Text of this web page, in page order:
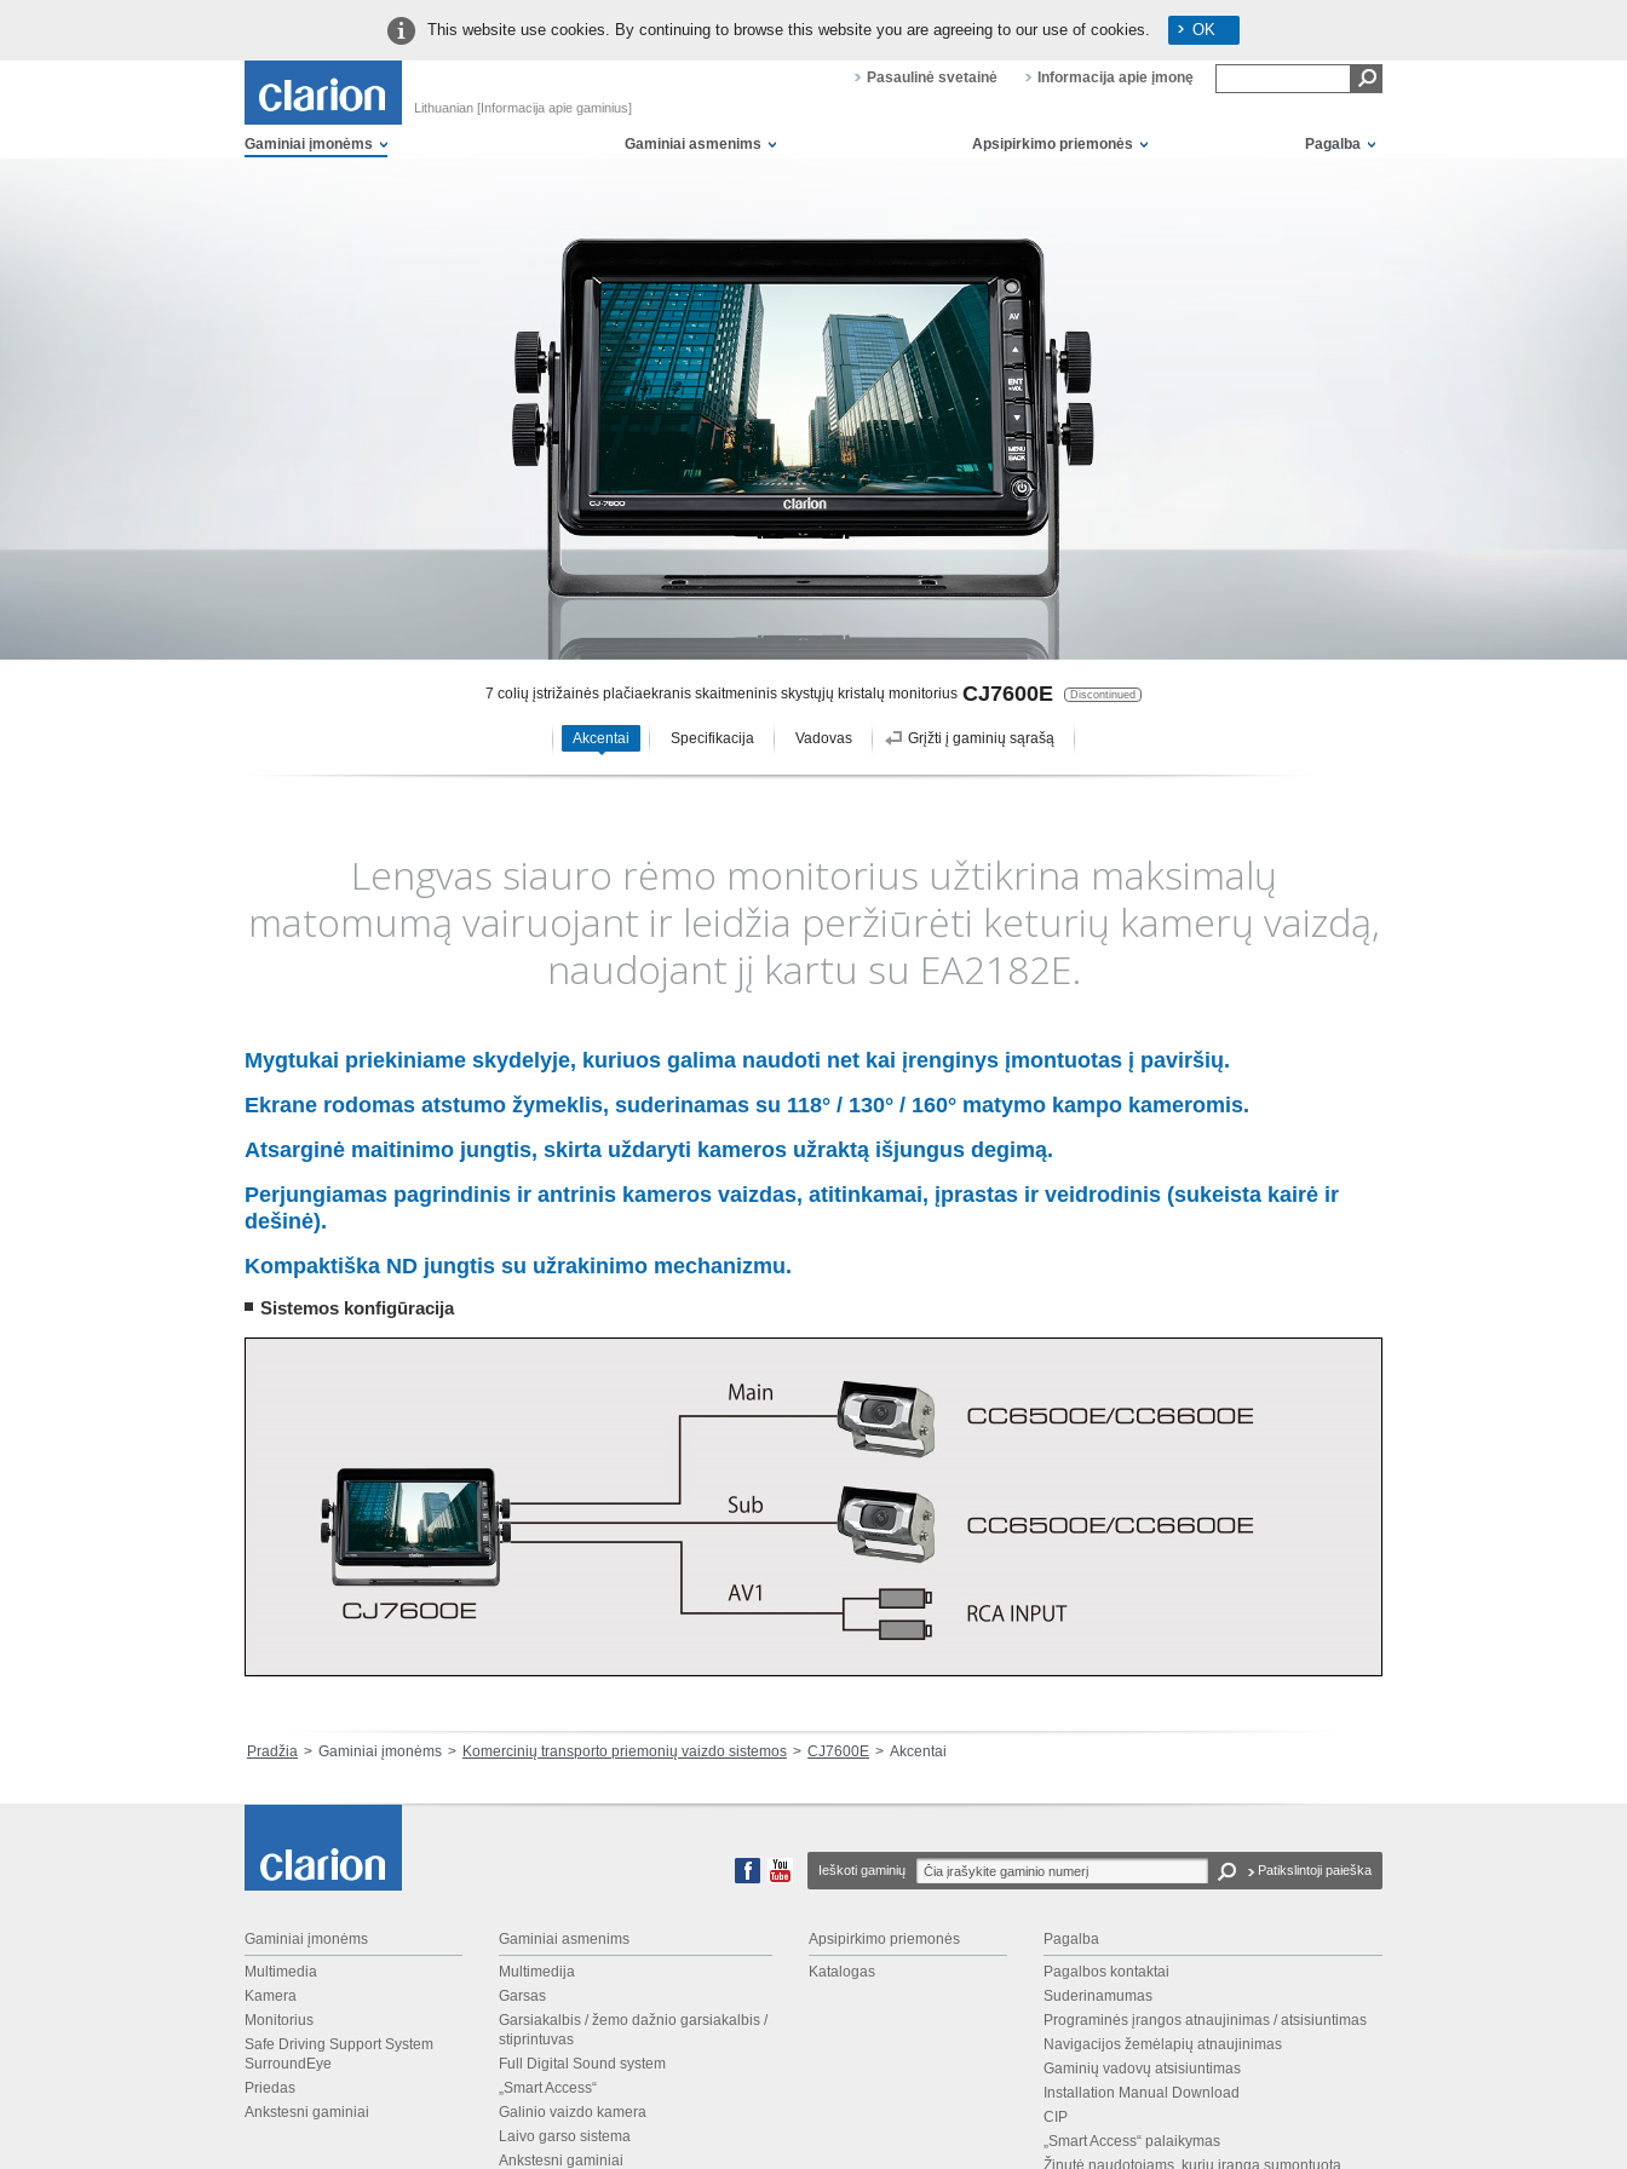
This website use cookies. By continuing to browse this website you are agreeing to our use of cookies. OK
Lithuanian [Informacija apie gaminius]
Pasaulinė svetainė Informacija apie įmonę
Gaminiai įmonėms Gaminiai asmenims Apsipirkimo priemonės Pagalba
7 colių įstrižainės plačiaekranis skaitmeninis skystųjų kristalų monitorius CJ7600E Discontinued
Akcentai Specifikacija Vadovas Grįžti į gaminių sąrašą
Lengvas siauro rėmo monitorius užtikrina maksimalų
matomumą vairuojant ir leidžia peržiūrėti keturių kamerų vaizdą,
naudojant jį kartu su EA2182E.
Mygtukai priekiniame skydelyje, kuriuos galima naudoti net kai įrenginys įmontuotas į paviršių.
Ekrane rodomas atstumo žymeklis, suderinamas su 118° / 130° / 160° matymo kampo kameromis.
Atsarginė maitinimo jungtis, skirta uždaryti kameros užraktą išjungus degimą.
Perjungiamas pagrindinis ir antrinis kameros vaizdas, atitinkamai, įprastas ir veidrodinis (sukeista kairė ir
dešinė).
Kompaktiška ND jungtis su užrakinimo mechanizmu.
Sistemos konfigūracija
Pradžia Gaminiai įmonėms Komercinių transporto priemonių vaizdo sistemos CJ7600E Akcentai
Ieškoti gaminių Patikslintoji paieška
Gaminiai įmonėms
Multimedia
Kamera
Monitorius
Safe Driving Support System
SurroundEye
Priedas
Ankstesni gaminiai
Gaminiai asmenims
Multimedija
Garsas
Garsiakalbis / žemo dažnio garsiakalbis /
stiprintuvas
Full Digital Sound system
„Smart Access“
Galinio vaizdo kamera
Laivo garso sistema
Ankstesni gaminiai
Apsipirkimo priemonės
Katalogas
Pagalba
Pagalbos kontaktai
Suderinamumas
Programinės įrangos atnaujinimas / atsisiuntimas
Navigacijos žemėlapių atnaujinimas
Gaminių vadovų atsisiuntimas
Installation Manual Download
CIP
„Smart Access“ palaikymas
Žinutė naudotojams, kurių įranga sumontuota